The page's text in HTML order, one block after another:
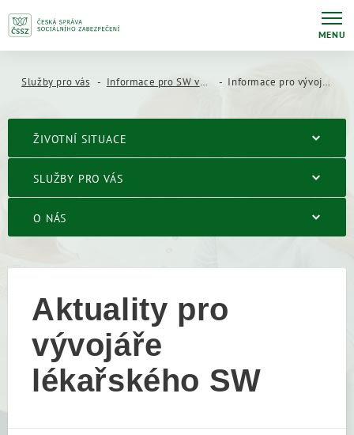
MENU
Služby pro vás Informace pro SW vývojáře Informace pro vývojáře lékařského SW
ŽIVOTNÍ SITUACE
SLUŽBY PRO VÁS
O NÁS
Aktuality pro
vývojáře
lékařského SW